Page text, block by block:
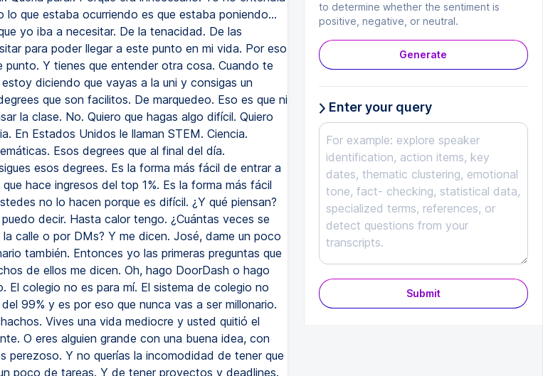
to determine whether the sentiment is
positive, negative, or neutral.
Generate
Enter your query
Submit